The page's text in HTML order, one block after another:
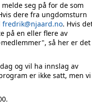
seg på for de som
dere fra ungdomsturn
fredrik@njaard.no. Hvis
på en eller flere av
så her er det
og vil ha innslag av
er ikke satt, men vi